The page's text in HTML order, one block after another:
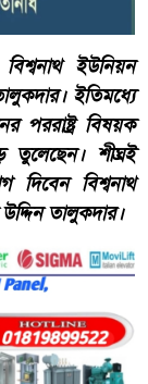
ইউনিয়ন
ইতিমধ্যে
পররাষ্ট্র বিষয়ক
তুলেছেন। শীঘ্রই
বিশ্বনাথ
তালুকদার।